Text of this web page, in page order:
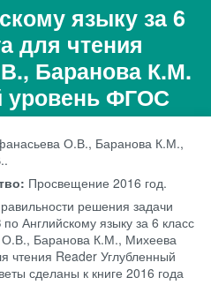
языку за 6
для чтения
Баранова К.М.
уровень ФГОС
О.В., Баранова К.М.,
Просвещение 2016 год.
решения задачи
Английскому языку за 6 класс
Баранова К.М., Михеева
чтения Reader Углубленный
сделаны к книге 2016 года